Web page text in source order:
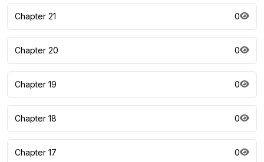
Chapter 21 0
Chapter 20 0
Chapter 19 0
Chapter 18 0
Chapter 17 0